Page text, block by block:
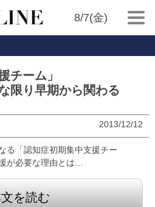
8/7(金)
チーム」
限り早期から関わる
2013/12/12
る「認知症初期集中支援チー
が必要な理由とは…
を読む